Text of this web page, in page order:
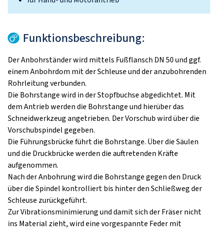
Funktionsbeschreibung:
Der Anbohrständer wird mittels Fußflansch DN 50 und ggf.
einem Anbohrdom mit der Schleuse und der anzubohrenden
Rohrleitung verbunden.
Die Bohrstange wird in der Stopfbuchse abgedichtet. Mit
dem Antrieb werden die Bohrstange und hierüber das
Schneidwerkzeug angetrieben. Der Vorschub wird über die
Vorschubspindel gegeben.
Die Führungsbrücke führt die Bohrstange. Über die Säulen
und die Druckbrücke werden die auftretenden Kräfte
aufgenommen.
Nach der Anbohrung wird die Bohrstange gegen den Druck
über die Spindel kontrolliert bis hinter den Schließweg der
Schleuse zurückgeführt.
Zur Vibrationsminimierung und damit sich der Fräser nicht
ins Material zieht, wird eine vorgespannte Feder mit